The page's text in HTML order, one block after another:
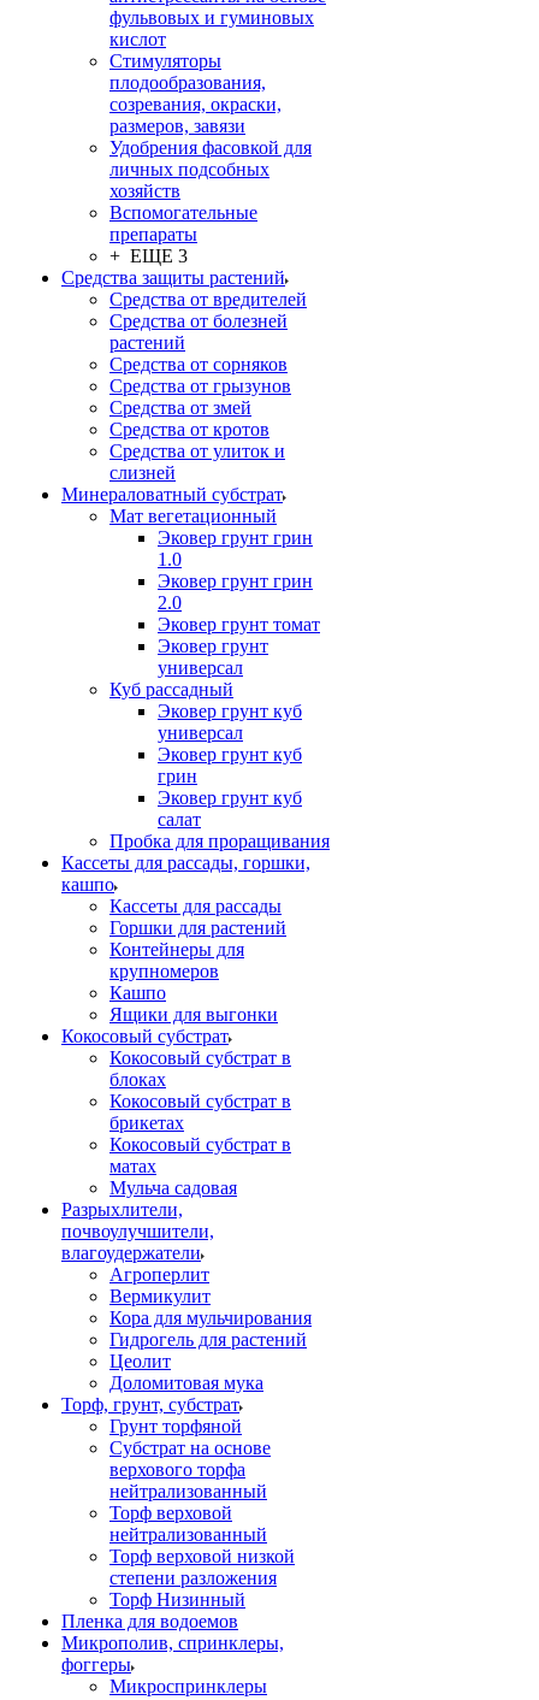
фульвовых и гуминовых
кислот
Стимуляторы
плодообразования,
созревания, окраски,
размеров, завязи
Удобрения фасовкой для
личных подсобных
хозяйств
Вспомогательные
препараты
+ ЕЩЕ 3
Средства защиты растений
Средства от вредителей
Средства от болезней
растений
Средства от сорняков
Средства от грызунов
Средства от змей
Средства от кротов
Средства от улиток и
слизней
Минераловатный субстрат
Мат вегетационный
Эковер грунт грин
1.0
Эковер грунт грин
2.0
Эковер грунт томат
Эковер грунт
универсал
Куб рассадный
Эковер грунт куб
универсал
Эковер грунт куб
грин
Эковер грунт куб
салат
Пробка для проращивания
Кассеты для рассады, горшки,
кашпо
Кассеты для рассады
Горшки для растений
Контейнеры для
крупномеров
Кашпо
Ящики для выгонки
Кокосовый субстрат
Кокосовый субстрат в
блоках
Кокосовый субстрат в
брикетах
Кокосовый субстрат в
матах
Мульча садовая
Разрыхлители,
почвоулучшители,
влагоудержатели
Агроперлит
Вермикулит
Кора для мульчирования
Гидрогель для растений
Цеолит
Доломитовая мука
Торф, грунт, субстрат
Грунт торфяной
Субстрат на основе
верхового торфа
нейтрализованный
Торф верховой
нейтрализованный
Торф верховой низкой
степени разложения
Торф Низинный
Пленка для водоемов
Микрополив, спринклеры,
фоггеры
Микроспринклеры